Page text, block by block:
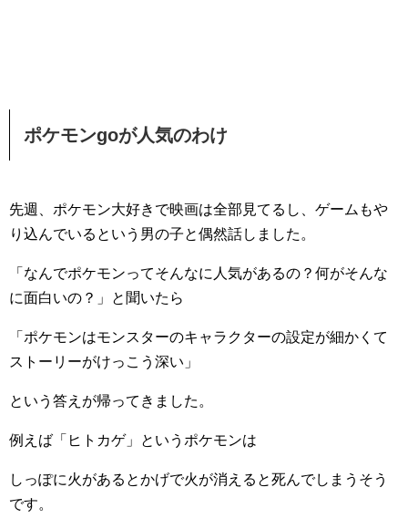
ポケモンgoが人気のわけ
先週、ポケモン大好きで映画は全部見てるし、ゲームもや
り込んでいるという男の子と偶然話しました。
「なんでポケモンってそんなに人気があるの？何がそんな
に面白いの？」と聞いたら
「ポケモンはモンスターのキャラクターの設定が細かくて
ストーリーがけっこう深い」
という答えが帰ってきました。
例えば「ヒトカゲ」というポケモンは
しっぽに火があるとかげで火が消えると死んでしまうそう
です。